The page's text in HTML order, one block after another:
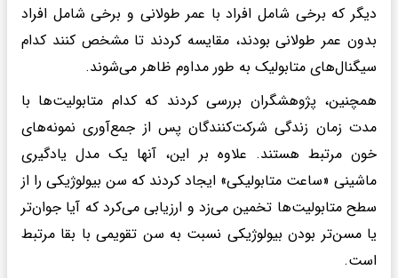
دیگر که برخی شامل افراد با عمر طولانی و برخی شامل افراد
بدون عمر طولانی بودند، مقایسه کردند تا مشخص کنند کدام
سیگنال‌های متابولیک به طور مداوم ظاهر می‌شوند.
همچنین، پژوهشگران بررسی کردند که کدام متابولیت‌ها با
مدت زمان زندگی شرکت‌کنندگان پس از جمع‌آوری نمونه‌های
خون مرتبط هستند. علاوه بر این، آنها یک مدل یادگیری
ماشینی «ساعت متابولیکی» ایجاد کردند که سن بیولوژیکی را از
سطح متابولیت‌ها تخمین می‌زد و ارزیابی می‌کرد که آیا جوان‌تر
یا مسن‌تر بودن بیولوژیکی نسبت به سن تقویمی با بقا مرتبط
است.